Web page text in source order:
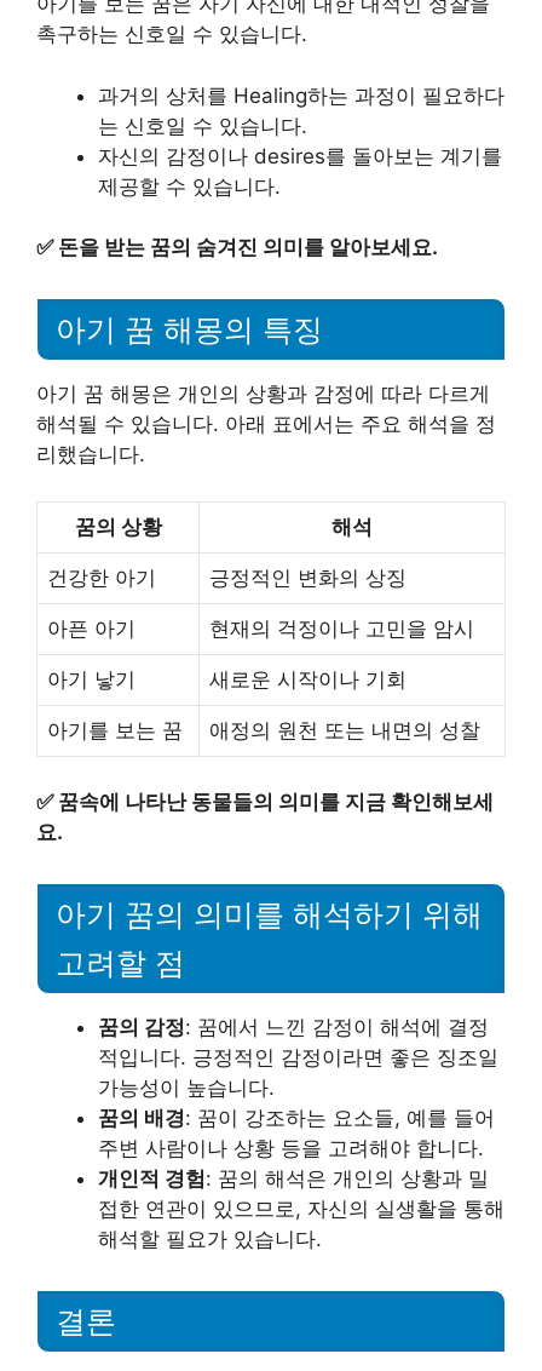
촉구하는 신호일 수 있습니다.
과거의 상처를 Healing하는 과정이 필요하다
는 신호일 수 있습니다.
자신의 감정이나 desires를 돌아보는 계기를
제공할 수 있습니다.
✅ 돈을 받는 꿈의 숨겨진 의미를 알아보세요.
아기 꿈 해몽의 특징
아기 꿈 해몽은 개인의 상황과 감정에 따라 다르게
해석될 수 있습니다. 아래 표에서는 주요 해석을 정
리했습니다.
꿈의 상황 해석
건강한 아기 긍정적인 변화의 상징
아픈 아기 현재의 걱정이나 고민을 암시
아기 낳기 새로운 시작이나 기회
아기를 보는 꿈 애정의 원천 또는 내면의 성찰
✅ 꿈속에 나타난 동물들의 의미를 지금 확인해보세
요.
아기 꿈의 의미를 해석하기 위해
고려할 점
꿈의 감정: 꿈에서 느낀 감정이 해석에 결정
적입니다. 긍정적인 감정이라면 좋은 징조일
가능성이 높습니다.
꿈의 배경: 꿈이 강조하는 요소들, 예를 들어
주변 사람이나 상황 등을 고려해야 합니다.
개인적 경험: 꿈의 해석은 개인의 상황과 밀
접한 연관이 있으므로, 자신의 실생활을 통해
해석할 필요가 있습니다.
결론